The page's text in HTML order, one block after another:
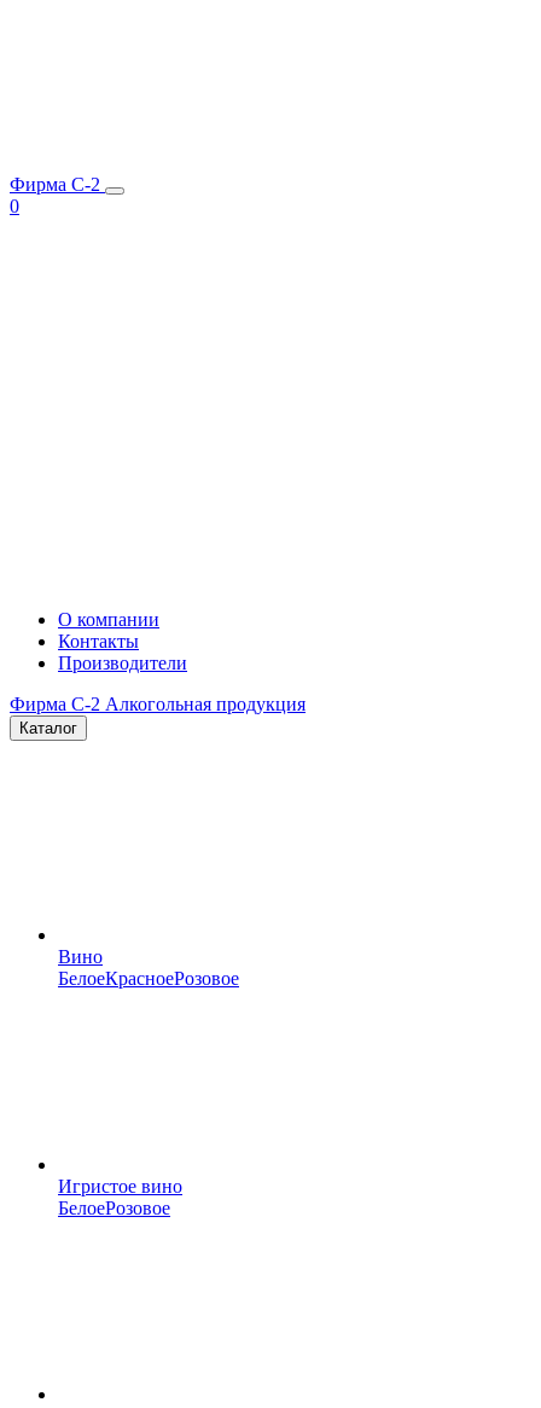
Фирма C-2
0
О компании
Контакты
Производители
Фирма C-2 Алкогольная продукция
Каталог
Вино
БелоеКрасноеРозовое
Игристое вино
БелоеРозовое